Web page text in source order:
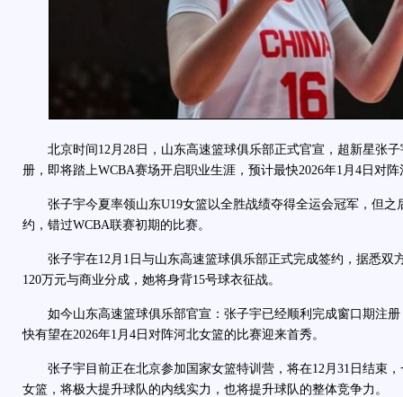
北京时间12月28日，山东高速篮球俱乐部正式官宣，超新星张子
册，即将踏上WCBA赛场开启职业生涯，预计最快2026年1月4日对
张子宇今夏率领山东U19女篮以全胜战绩夺得全运会冠军，但之
约，错过WCBA联赛初期的比赛。
张子宇在12月1日与山东高速篮球俱乐部正式完成签约，据悉双
120万元与商业分成，她将身背15号球衣征战。
如今山东高速篮球俱乐部官宣：张子宇已经顺利完成窗口期注册
快有望在2026年1月4日对阵河北女篮的比赛迎来首秀。
张子宇目前正在北京参加国家女篮特训营，将在12月31日结束，
女篮，将极大提升球队的内线实力，也将提升球队的整体竞争力。